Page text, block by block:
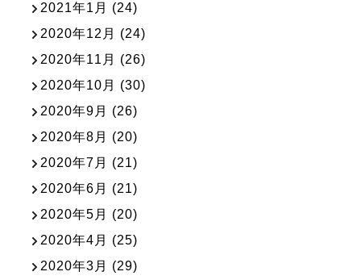
2021年1月 (24)
2020年12月 (24)
2020年11月 (26)
2020年10月 (30)
2020年9月 (26)
2020年8月 (20)
2020年7月 (21)
2020年6月 (21)
2020年5月 (20)
2020年4月 (25)
2020年3月 (29)